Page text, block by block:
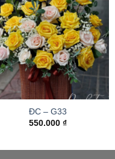
ĐC – G33
550.000 ₫